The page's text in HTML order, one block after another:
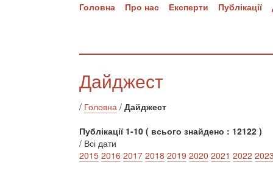
Головна Про нас Експерти Публікації
Дайджест
/ Головна / Дайджест
Публікації 1-10 ( всього знайдено : 12122 )
/ Всі дати
2015 2016 2017 2018 2019 2020 2021 2022